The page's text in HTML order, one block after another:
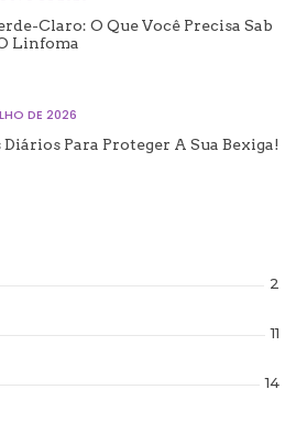
Claro: O Que Você Precisa Sab
Linfoma
DE 2026
Para Proteger A Sua Bexiga!
2
11
14